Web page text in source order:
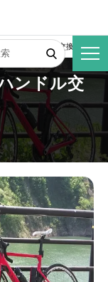
ップハンドル交換方法
ンドル交